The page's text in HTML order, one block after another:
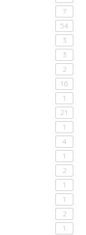
7
54
3
3
2
16
1
21
1
4
1
2
1
1
2
1